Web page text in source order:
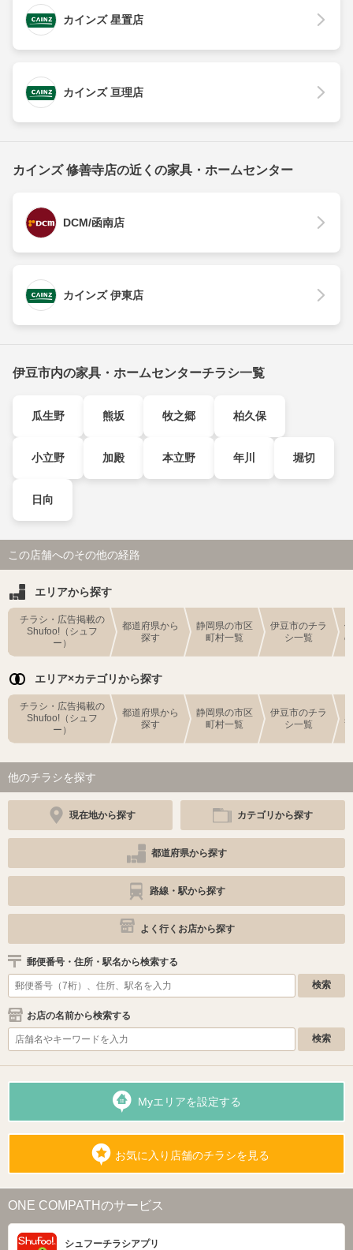
カインズ 星置店
カインズ 亘理店
カインズ 修善寺店の近くの家具・ホームセンター
DCM/函南店
カインズ 伊東店
伊豆市内の家具・ホームセンターチラシ一覧
瓜生野 熊坂 牧之郷 柏久保
小立野 加殿 本立野 年川 堀切
日向
この店舗へのその他の経路
エリアから探す
チラシ・広告掲載の
Shufoo!（シュフ
ー）
都道府県から
探す
静岡県の市区
町村一覧
伊豆市のチラ
シ一覧
エリア×カテゴリから探す
チラシ・広告掲載の
Shufoo!（シュフ
ー）
都道府県から
探す
静岡県の市区
町村一覧
伊豆市のチラ
シ一覧
他のチラシを探す
現在地から探す カテゴリから探す
都道府県から探す
路線・駅から探す
よく行くお店から探す
郵便番号・住所・駅名から検索する
お店の名前から検索する
Myエリアを設定する
お気に入り店舗のチラシを見る
ONE COMPATHのサービス
シュフーチラシアプリ